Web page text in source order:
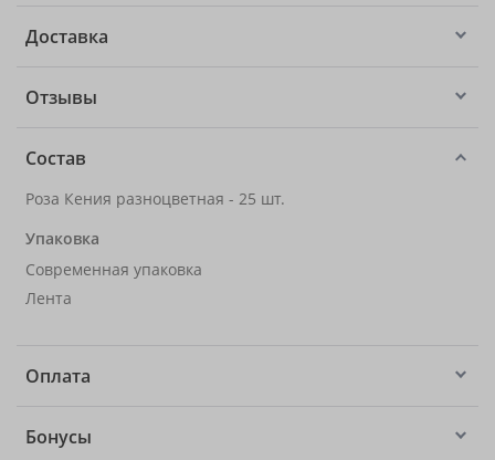
Доставка
Отзывы
Состав
Роза Кения разноцветная - 25 шт.
Упаковка
Современная упаковка
Лента
Оплата
Бонусы